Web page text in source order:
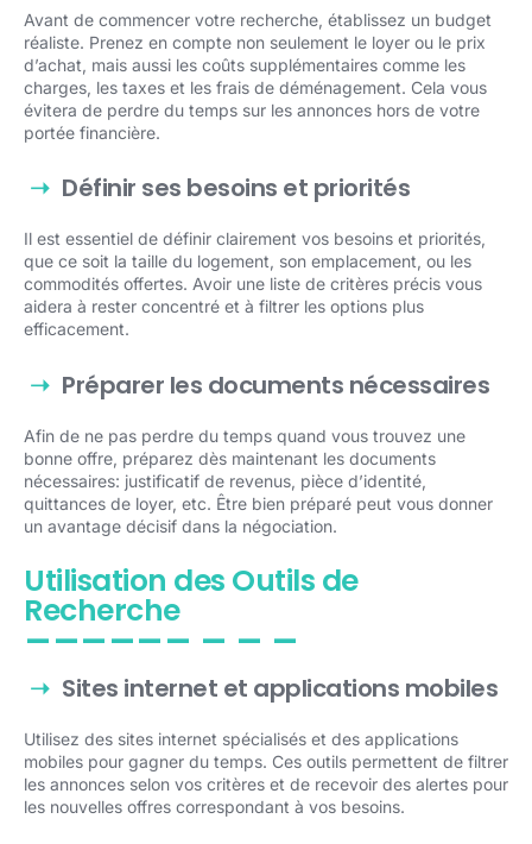
Avant de commencer votre recherche, établissez un budget
réaliste. Prenez en compte non seulement le loyer ou le prix
d’achat, mais aussi les coûts supplémentaires comme les
charges, les taxes et les frais de déménagement. Cela vous
évitera de perdre du temps sur les annonces hors de votre
portée financière.
Définir ses besoins et priorités
Il est essentiel de définir clairement vos besoins et priorités,
que ce soit la taille du logement, son emplacement, ou les
commodités offertes. Avoir une liste de critères précis vous
aidera à rester concentré et à filtrer les options plus
efficacement.
Préparer les documents nécessaires
Afin de ne pas perdre du temps quand vous trouvez une
bonne offre, préparez dès maintenant les documents
nécessaires: justificatif de revenus, pièce d’identité,
quittances de loyer, etc. Être bien préparé peut vous donner
un avantage décisif dans la négociation.
Utilisation des Outils de
Recherche
Sites internet et applications mobiles
Utilisez des sites internet spécialisés et des applications
mobiles pour gagner du temps. Ces outils permettent de filtrer
les annonces selon vos critères et de recevoir des alertes pour
les nouvelles offres correspondant à vos besoins.